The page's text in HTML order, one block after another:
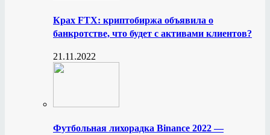
Крах FTX: криптобиржа объявила о
банкротстве, что будет с активами клиентов?
21.11.2022
Футбольная лихорадка Binance 2022 —